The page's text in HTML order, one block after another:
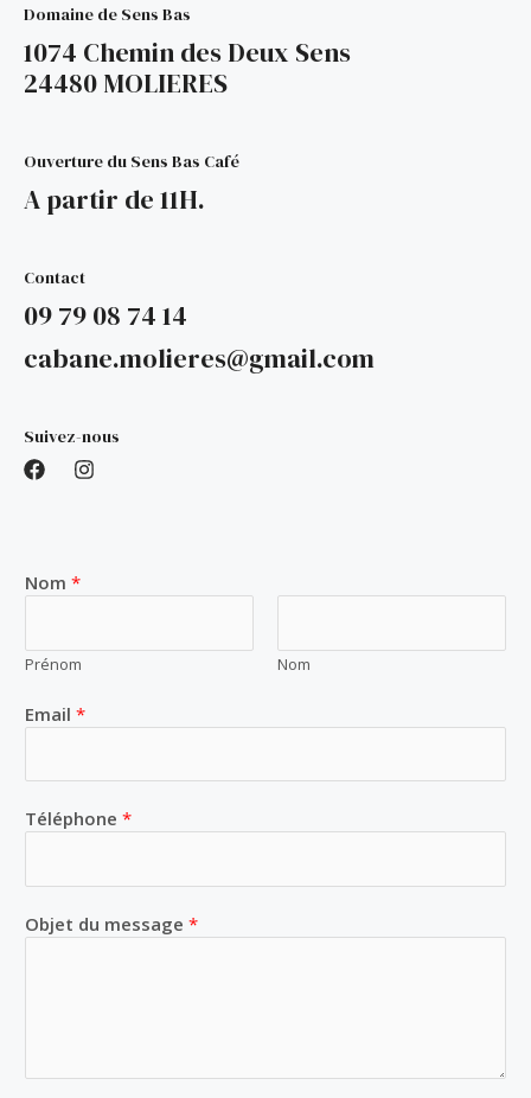
Domaine de Sens Bas
1074 Chemin des Deux Sens
24480 MOLIERES
Ouverture du Sens Bas Café
A partir de 11H.
Contact
09 79 08 74 14
cabane.molieres@gmail.com
Suivez-nous
F
a
o
o
I
r
Nom *
Prénom Nom
Email *
m
i
*
Téléphone *
Objet du message *